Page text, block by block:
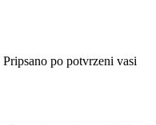
Pripsano po potvrzeni vasi